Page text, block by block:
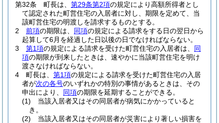
第32条
町長は、 第29条第2項の規定により高額所得者とし
て認定された町営住宅の入居者に対し、期限を定めて、当
該町営住宅の明渡しを請求するものとする。
2
前項の期限は、 同項の規定による請求をする日の翌日から
起算して6月を経過した日以後の日でなければならない。
3
第1項の規定による請求を受けた町営住宅の入居者は、 同
項の期限が到来したときは、速やかに当該町営住宅を明け
渡さなければならない。
4
町長は、 第1項の規定による請求を受けた町営住宅の入居
者が次の各号のいずれかの特別の事情があるときは、その
申出により、 同項の期限を延期することができる。
(1)
当該入居者又はその同居者が病気にかかっていると
き。
(2)
当該入居者又はその同居者が災害により著しい損害を